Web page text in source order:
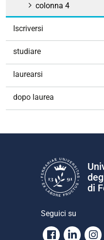
colonna 4
Iscriversi
studiare
laurearsi
dopo laurea
di
Seguici su
Facebook